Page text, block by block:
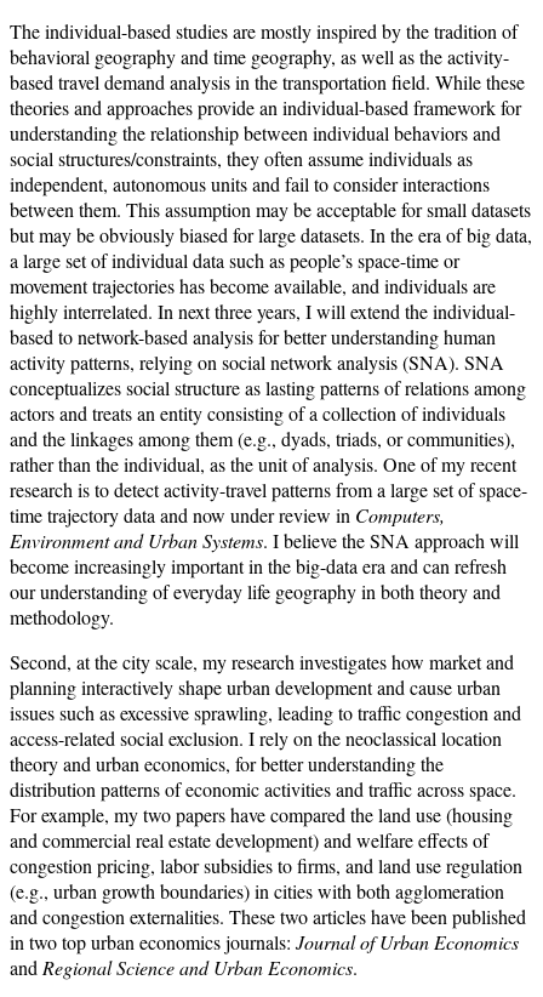
The individual-based studies are mostly inspired by the tradition of
behavioral geography and time geography, as well as the activity-
based travel demand analysis in the transportation field. While these
theories and approaches provide an individual-based framework for
understanding the relationship between individual behaviors and
social structures/constraints, they often assume individuals as
independent, autonomous units and fail to consider interactions
between them. This assumption may be acceptable for small datasets
but may be obviously biased for large datasets. In the era of big data,
a large set of individual data such as people’s space-time or
movement trajectories has become available, and individuals are
highly interrelated. In next three years, I will extend the individual-
based to network-based analysis for better understanding human
activity patterns, relying on social network analysis (SNA). SNA
conceptualizes social structure as lasting patterns of relations among
actors and treats an entity consisting of a collection of individuals
and the linkages among them (e.g., dyads, triads, or communities),
rather than the individual, as the unit of analysis. One of my recent
research is to detect activity-travel patterns from a large set of space-
time trajectory data and now under review in Computers,
Environment and Urban Systems. I believe the SNA approach will
become increasingly important in the big-data era and can refresh
our understanding of everyday life geography in both theory and
methodology.
Second, at the city scale, my research investigates how market and
planning interactively shape urban development and cause urban
issues such as excessive sprawling, leading to traffic congestion and
access-related social exclusion. I rely on the neoclassical location
theory and urban economics, for better understanding the
distribution patterns of economic activities and traffic across space.
For example, my two papers have compared the land use (housing
and commercial real estate development) and welfare effects of
congestion pricing, labor subsidies to firms, and land use regulation
(e.g., urban growth boundaries) in cities with both agglomeration
and congestion externalities. These two articles have been published
in two top urban economics journals: Journal of Urban Economics
and Regional Science and Urban Economics.